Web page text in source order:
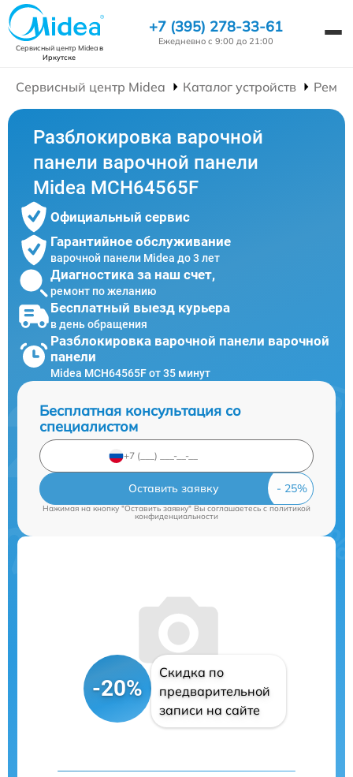
Сервисный центр Mideaв
Иркутске
+7 (395) 278-33-61
Ежедневно с 9:00 до 21:00
Сервисный центр Midea Каталог устройств
Разблокировка варочной
панели варочной панели
Midea MCH64565F
Официальный сервис
Гарантийное обслуживание
варочной панели Midea до 3 лет
Диагностика за наш счет,
ремонт по желанию
Бесплатный выезд курьера
в день обращения
Разблокировка варочной панели варочной
панели
Midea MCH64565F от 35 минут
Бесплатная консультация со
специалистом
Оставить заявку
Нажимая на кнопку "Оставить заявку" Вы соглашаетесь cполитикой
конфиденциальности
-20%
Скидка по
предварительной
записи на сайте